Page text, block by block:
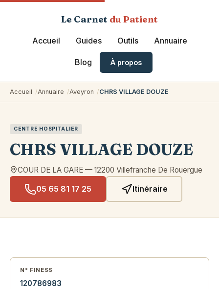
Le Carnet du Patient
Accueil Guides Outils Annuaire
Blog À propos
Accueil Annuaire Aveyron CHRS VILLAGE DOUZE
CENTRE HOSPITALIER
CHRS VILLAGE DOUZE
COUR DE LA GARE — 12200 Villefranche De Rouergue
05 65 81 17 25 Itinéraire
N° FINESS
120786983